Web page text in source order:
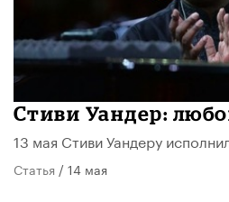
Стиви Уандер:
13 мая Стиви Уандеру
Статья / 14 мая